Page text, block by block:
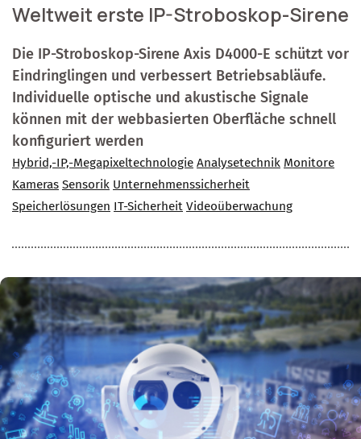
Weltweit erste IP-Stroboskop-Sirene
Die IP-Stroboskop-Sirene Axis D4000-E schützt vor
Eindringlingen und verbessert Betriebsabläufe.
Individuelle optische und akustische Signale
können mit der webbasierten Oberfläche schnell
konfiguriert werden
Hybrid,-IP,-Megapixeltechnologie Analysetechnik Monitore
Kameras Sensorik Unternehmenssicherheit
Speicherlösungen IT-Sicherheit Videoüberwachung